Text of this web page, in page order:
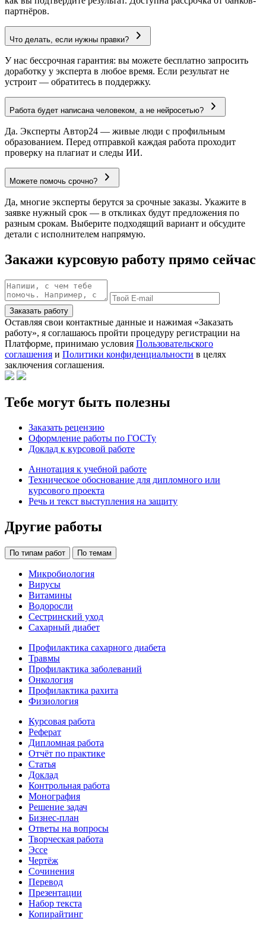
партнёров.
Что делать, если нужны правки?
У нас бессрочная гарантия: вы можете бесплатно запросить
доработку у эксперта в любое время. Если результат не
устроит — обратитесь в поддержку.
Работа будет написана человеком, а не нейросетью?
Да. Эксперты Автор24 — живые люди с профильным
образованием. Перед отправкой каждая работа проходит
проверку на плагиат и следы ИИ.
Можете помочь срочно?
Да, многие эксперты берутся за срочные заказы. Укажите в
заявке нужный срок — в откликах будут предложения по
разным срокам. Выберите подходящий вариант и обсудите
детали с исполнителем напрямую.
Закажи курсовую работу прямо сейчас
Заказать работу
Оставляя свои контактные данные и нажимая «Заказать
работу», я соглашаюсь пройти процедуру регистрации на
Платформе, принимаю условия Пользовательского
соглашения и Политики конфиденциальности в целях
заключения соглашения.
Тебе могут быть полезны
Заказать рецензию
Оформление работы по ГОСТу
Доклад к курсовой работе
Аннотация к учебной работе
Техническое обоснование для дипломного или
курсового проекта
Речь и текст выступления на защиту
Другие работы
По типам работ По темам
Микробиология
Вирусы
Витамины
Водоросли
Сестринский уход
Сахарный диабет
Профилактика сахарного диабета
Травмы
Профилактика заболеваний
Онкология
Профилактика рахита
Физиология
Курсовая работа
Реферат
Дипломная работа
Отчёт по практике
Статья
Доклад
Контрольная работа
Монография
Решение задач
Бизнес-план
Ответы на вопросы
Творческая работа
Эссе
Чертёж
Сочинения
Перевод
Презентации
Набор текста
Копирайтинг